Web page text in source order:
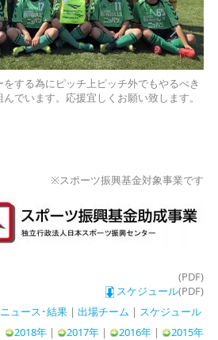
する為にピッチ上ピッチ外でもやるべき
でいます。応援宜しくお願い致します。
※スポーツ振興基金対象事業です
(PDF)
スケジュール(PDF)
ニュース･結果| 出場チーム | スケジュール
2018年| 2017年| 2016年| 2015年